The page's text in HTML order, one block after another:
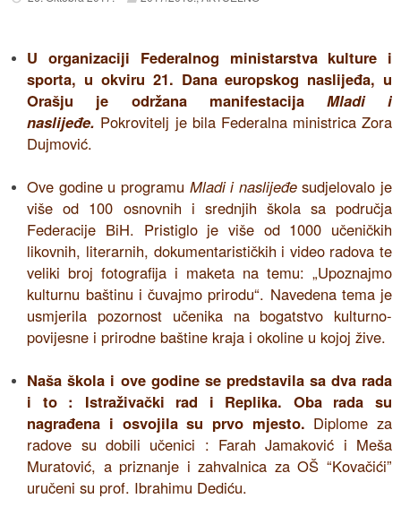
U organizaciji Federalnog ministarstva kulture i
sporta, u okviru 21. Dana europskog naslijeđa, u
Orašju je održana manifestacija Mladi i
naslijeđe. Pokrovitelj je bila Federalna ministrica Zora
Dujmović.
Ove godine u programu Mladi i naslijeđesudjelovalo je
više od 100 osnovnih i srednjih škola sa područja
Federacije BiH. Pristiglo je više od 1000 učeničkih
likovnih, literarnih, dokumentarističkih i video radova te
veliki broj fotografija i maketa na temu: „Upoznajmo
kulturnu baštinu i čuvajmo prirodu“. Navedena tema je
usmjerila pozornost učenika na bogatstvo kulturno-
povijesne i prirodne baštine kraja i okoline u kojoj žive.
Naša škola i ove godine se predstavila sa dva rada
i to : Istraživački rad i Replika. Oba rada su
nagrađena i osvojila su prvo mjesto. Diplome za
radove su dobili učenici : Farah Jamaković i Meša
Muratović, a priznanje i zahvalnica za OŠ “Kovačići”
uručeni su prof. Ibrahimu Dediću.